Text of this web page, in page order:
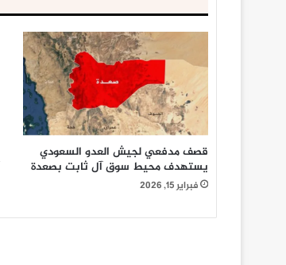
قصف مدفعي لجيش العدو السعودي
يستهدف محيط سوق آل ثابت بصعدة
فبراير 15, 2026